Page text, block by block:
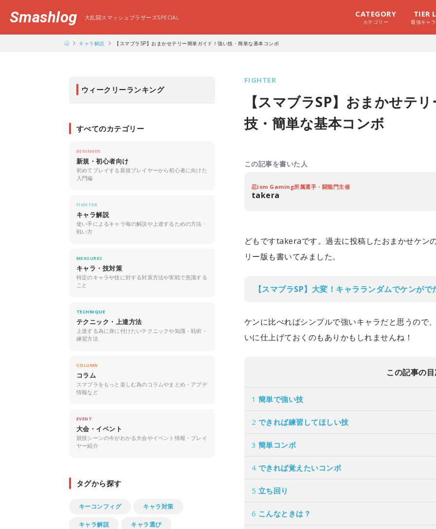
Smashlog 大乱闘スマッシュブラザーズSPECIAL CATEGORY
カテゴリー
TIER
最強キャ
キャラ解説 【スマブラSP】おまかせテリー簡単ガイド！強い技・簡単な基本コンボ
FIGHTER
【スマブラSP】おまかせテ
技・簡単な基本コンボ
この記事を書いた人
忍ism Gaming所属選手・闘龍門主催
takera
どもですtakeraです。過去に投稿したおまかせケン
リー版も書いてみました。
【スマブラSP】大変！キャラランダムでケンが
ケンに比べればシンプルで強いキャラだと思うので
いに仕上げておくのもありかもしれませんね！
この記事の目
1 簡単で強い技
2 できれば練習してほしい技
3 簡単コンボ
4 できれば覚えたいコンボ
5 立ち回り
6 こんなときは？
ウィークリーランキング
すべてのカテゴリー
BEGINNER
新規・初心者向け
初めてプレイする新規プレイヤーから初心者に向けた
入門編
FIGHTER
キャラ解説
使い手によるキャラ毎の解説や上達するための方法・
戦い方
MEASURES
キャラ・技対策
特定のキャラや技に対する対策方法や実戦で意識する
こと
TECHNIQUE
テクニック・上達方法
上達する為に身に付けたいテクニックや知識・戦術・
練習方法
COLUMN
コラム
スマブラをもっと楽しむ為のコラムやまとめ・アプデ
情報など
EVENT
大会・イベント
競技シーンの今がわかる大会やイベント情報・プレイ
ヤー紹介
タグから探す
キーコンフィグ キャラ対策
キャラ解説 キャラ選び